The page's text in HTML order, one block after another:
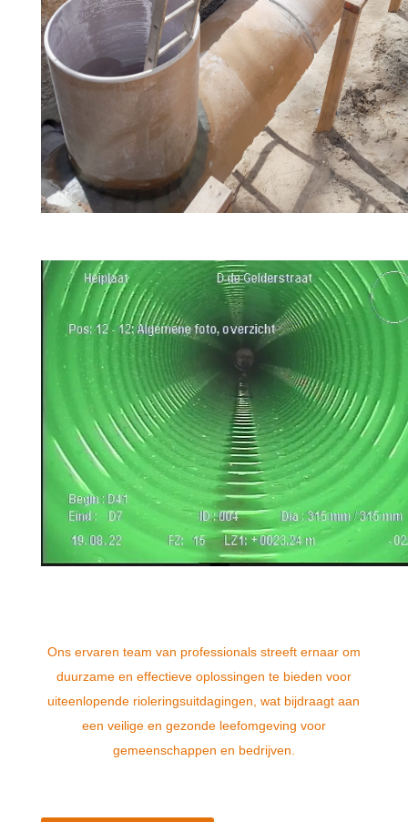
Ons ervaren team van professionals streeft ernaar om
duurzame en effectieve oplossingen te bieden voor
uiteenlopende rioleringsuitdagingen, wat bijdraagt aan
een veilige en gezonde leefomgeving voor
gemeenschappen en bedrijven.